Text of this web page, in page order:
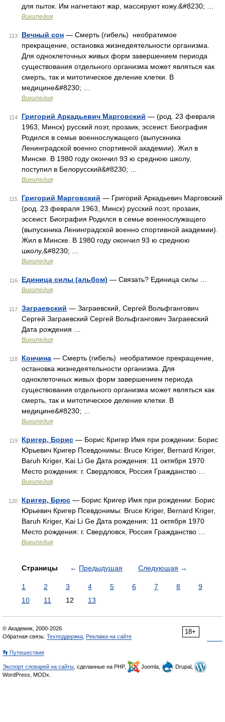
для пыток. Им нагнетают жар, массируют кожу.&#8230; …
Википедия
113 Вечный сон — Смерть (гибель) необратимое
прекращение, остановка жизнедеятельности организма.
Для одноклеточных живых форм завершением периода
существования отдельного организма может являться как
смерть, так и митотическое деление клетки. В
медицине&#8230; …
Википедия
114 Григорий Аркадьевич Марговский — (род. 23 февраля
1963, Минск) русский поэт, прозаик, эссеист. Биография
Родился в семье военнослужащего (выпускника
Ленинградской военно спортивной академии). Жил в
Минске. В 1980 году окончил 93 ю среднюю школу,
поступил в Белорусский&#8230; …
Википедия
115 Григорий Марговский — Григорий Аркадьевич Марговский
(род. 23 февраля 1963, Минск) русский поэт, прозаик,
эссеист. Биография Родился в семье военнослужащего
(выпускника Ленинградской военно спортивной академии).
Жил в Минске. В 1980 году окончил 93 ю среднюю
школу,&#8230; …
Википедия
116 Единица силы (альбом) — Связать? Единица силы …
Википедия
117 Заграевский — Заграевский, Сергей Вольфгангович
Сергей Заграевский Сергей Вольфгангович Заграевский
Дата рождения …
Википедия
118 Кончина — Смерть (гибель) необратимое прекращение,
остановка жизнедеятельности организма. Для
одноклеточных живых форм завершением периода
существования отдельного организма может являться как
смерть, так и митотическое деление клетки. В
медицине&#8230; …
Википедия
119 Кригер, Борис — Борис Кригер Имя при рождении: Борис
Юрьевич Кригер Псевдонимы: Bruce Kriger, Bernard Kriger,
Baruh Kriger, Kai Li Ge Дата рождения: 11 октября 1970
Место рождения: г. Свердловск, Россия Гражданство …
Википедия
120 Кригер, Брюс — Борис Кригер Имя при рождении: Борис
Юрьевич Кригер Псевдонимы: Bruce Kriger, Bernard Kriger,
Baruh Kriger, Kai Li Ge Дата рождения: 11 октября 1970
Место рождения: г. Свердловск, Россия Гражданство …
Википедия
Страницы ← Предыдущая Следующая →
1 2 3 4 5 6 7 8
9
10
11 12 13
18+
© Академик, 2000-2026
Обратная связь: Техподдержка Реклама на сайте
👣 Путешествия
Экспорт словарей на сайты , сделанные на PHP, Joomla,
Drupal,
WordPress, MODx.